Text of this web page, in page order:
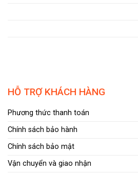
HỖ TRỢ KHÁCH HÀNG
Phương thức thanh toán
Chính sách bảo hành
Chính sách bảo mật
Vận chuyển và giao nhận